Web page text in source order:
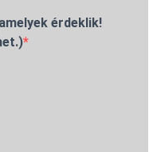
érdeklik!